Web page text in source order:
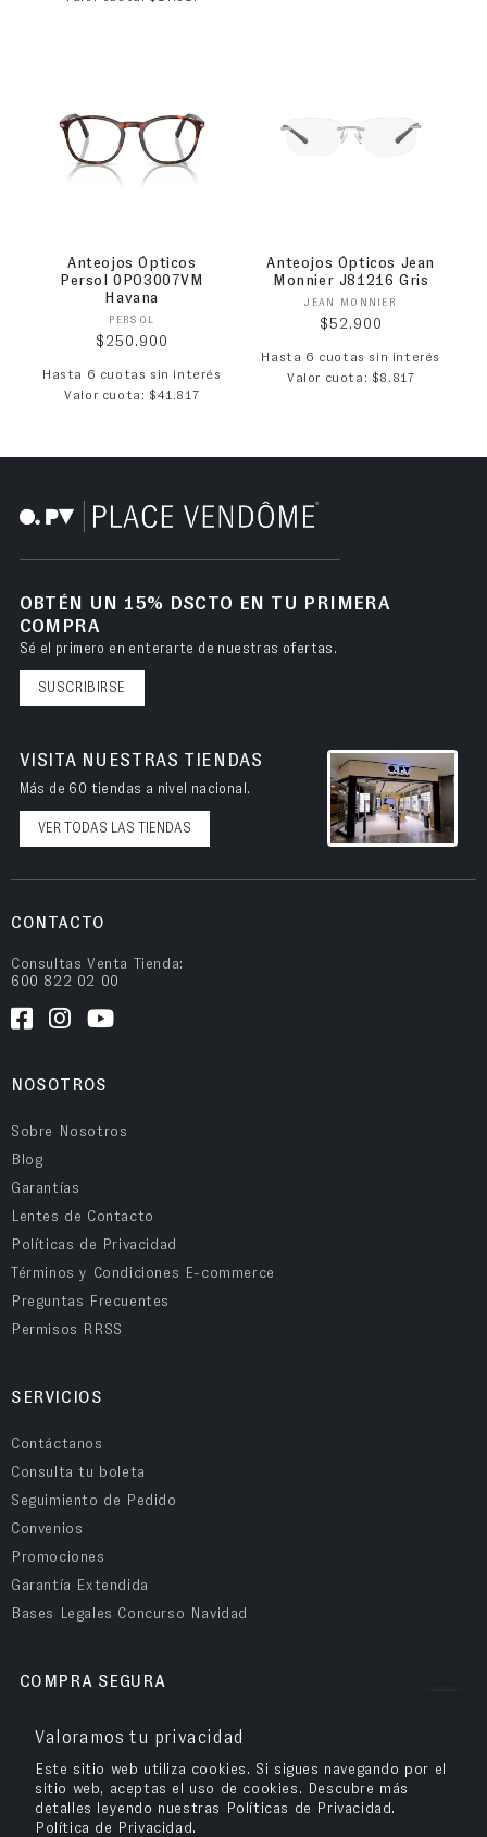
Valoramos tu privacidad
Este sitio web utiliza cookies. Si sigues navegando por el
sitio web, aceptas el uso de cookies. Descubre más
detalles leyendo nuestras Políticas de Privacidad.
Política de Privacidad.
Anteojos Ópticos
Persol 0PO3007VM
Havana
Proveedor:
PERSOL
Precio habitual
$250.900
Hasta 6 cuotas sin interés
Valor cuota: $41.817
Anteojos Ópticos Jean
Monnier J81216 Gris
Proveedor:
JEAN MONNIER
Precio habitual
$52.900
Hasta 6 cuotas sin interés
Valor cuota: $8.817
OBTÉN UN 15% DSCTO EN TU PRIMERA
COMPRA
Sé el primero en enterarte de nuestras ofertas.
SUSCRIBIRSE
VISITA NUESTRAS TIENDAS
Más de 60 tiendas a nivel nacional.
VER TODAS LAS TIENDAS
CONTACTO
Consultas Venta Tienda:
600 822 02 00
NOSOTROS
Sobre Nosotros
Blog
Garantías
Lentes de Contacto
Políticas de Privacidad
Términos y Condiciones E-commerce
Preguntas Frecuentes
Permisos RRSS
SERVICIOS
Contáctanos
Consulta tu boleta
Seguimiento de Pedido
Convenios
Promociones
Garantía Extendida
Bases Legales Concurso Navidad
COMPRA SEGURA